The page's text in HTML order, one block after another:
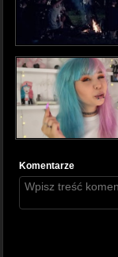
Komentarze